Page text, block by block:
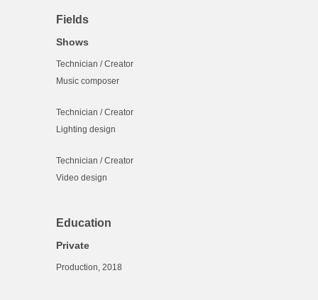
Fields
Shows
Technician / Creator
Music composer
Technician / Creator
Lighting design
Technician / Creator
Video design
Education
Private
Production, 2018